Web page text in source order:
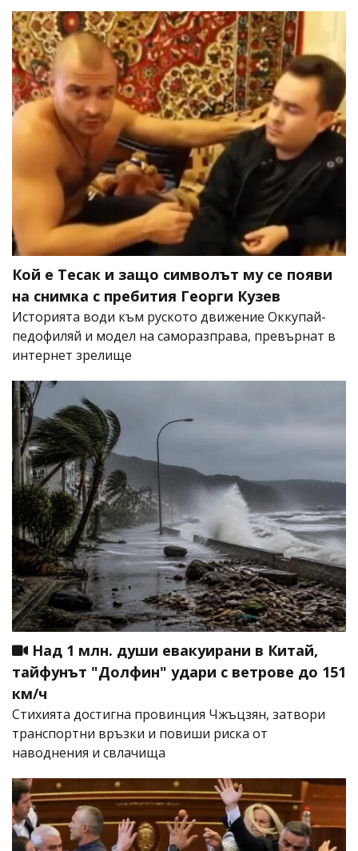
Кой е Тесак и защо символът му се появи
на снимка с пребития Георги Кузев
Историята води към руското движение Оккупай-
педофиляй и модел на саморазправа, превърнат в
интернет зрелище
Над 1 млн. души евакуирани в Китай,
тайфунът "Долфин" удари с ветрове до 151
км/ч
Стихията достигна провинция Чжъцзян, затвори
транспортни връзки и повиши риска от
наводнения и свлачища